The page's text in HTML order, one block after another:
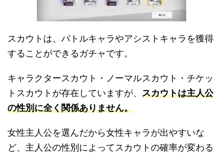
スカウトは、バトルキャラやアシストキャラを獲得
することができるガチャです。
キャラクタースカウト・ノーマルスカウト・チケッ
トスカウトが存在していますが、 スカウトは主人公
の性別に全く関係ありません。
女性主人公を選んだから女性キャラが出やすいな
ど、主人公の性別によってスカウトの確率が変わる